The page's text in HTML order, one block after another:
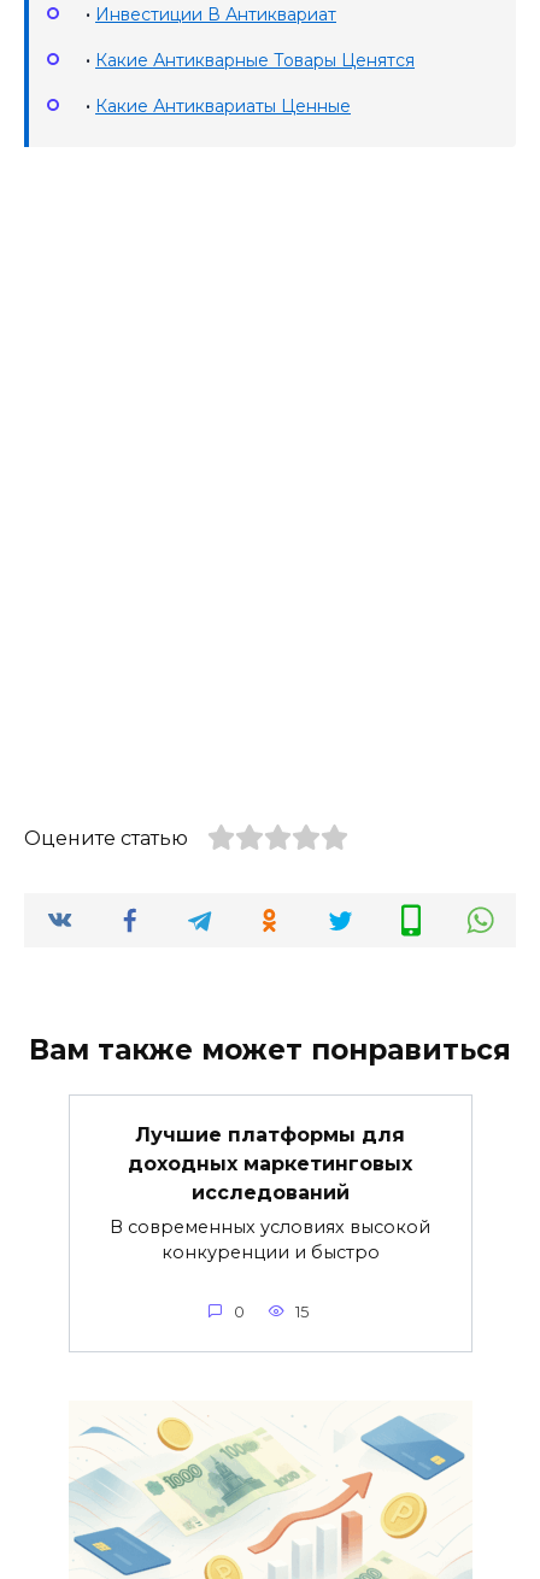
• Инвестиции В Антиквариат
• Какие Антикварные Товары Ценятся
• Какие Антиквариаты Ценные
Оцените статью
Вам также может понравиться
Лучшие платформы для
доходных маркетинговых
исследований
В современных условиях высокой
конкуренции и быстро
0 15